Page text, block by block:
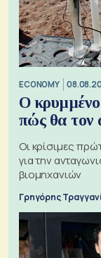
ECONOMY
Ο
πώς θα τον
Οι κρίσιμες
για την
βιομηχανιών
Γρηγόρης